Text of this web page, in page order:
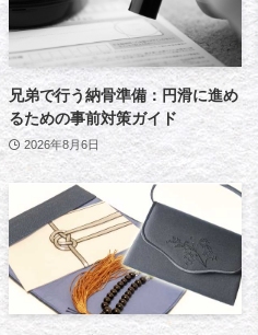
兄弟で行う納骨準備：円滑に進め
るための事前対策ガイド
2026年8月6日